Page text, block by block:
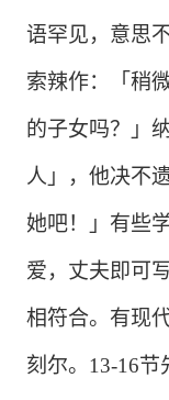
语罕见，意思
索辣作：「稍
的子女吗？」
人」，他决不
她吧！」有些
爱，丈夫即可
相符合。有现
刻尔。 13-16节